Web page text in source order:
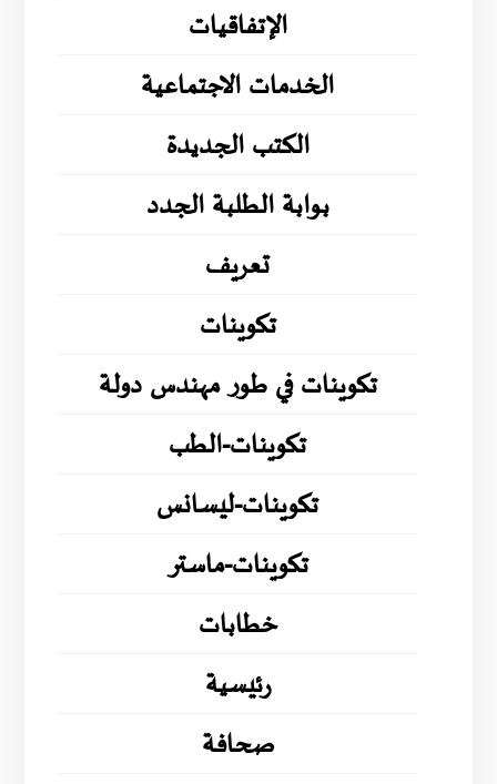
الإتفاقيات
الخدمات الاجتماعية
الكتب الجديدة
بوابة الطلبة الجدد
تعريف
تكوينات
تكوينات في طور مهندس دولة
تكوينات-الطب
تكوينات-ليسانس
تكوينات-ماستر
خطابات
رئيسية
صحافة